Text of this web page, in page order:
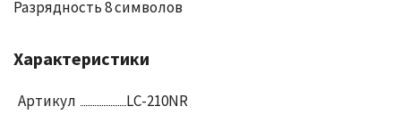
Разрядность 8 символов
Характеристики
Артикул LC-210NR